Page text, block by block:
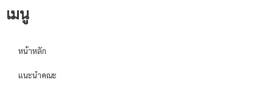
เมนู
หน้าหลัก
แนะนำคณะ